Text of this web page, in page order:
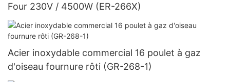
Four 230V / 4500W (ER-266X)
Acier inoxydable commercial 16 poulet à gaz
d'oiseau fournure rôti (GR-268-1)